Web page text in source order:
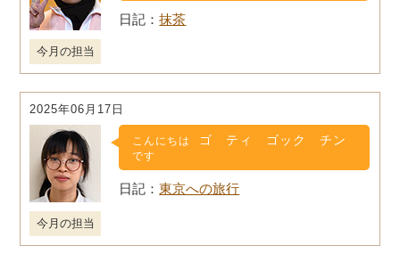
今月の担当
抹茶
2025年06月17日
今月の担当
こんにちは ゴ ティ ゴック チン
です
東京への旅行